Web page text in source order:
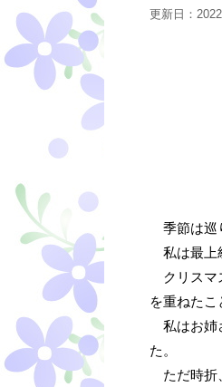
更新日：
季節は巡
私は最上
クリスマ
を重ねたこ
私はお姉
た。
ただ時折